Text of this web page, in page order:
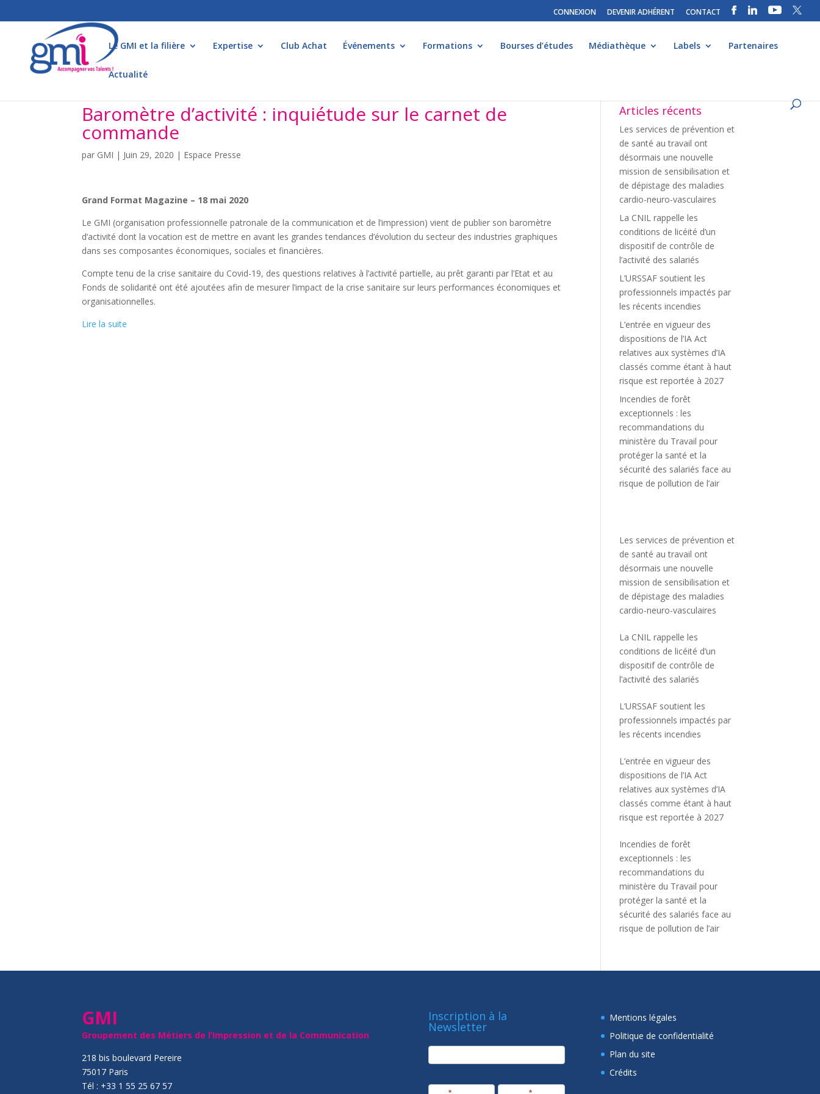
CONNEXION DEVENIR ADHÉRENT CONTACT
Le GMI et la filière Expertise Club Achat Événements Formations Bourses d’études Médiathèque Labels Partenaires
Actualité
Baromètre d’activité : inquiétude sur le carnet de
commande
par GMI | Juin 29, 2020 | Espace Presse
Grand Format Magazine – 18 mai 2020
Le GMI (organisation professionnelle patronale de la communication et de l’impression) vient de publier son baromètre
d’activité dont la vocation est de mettre en avant les grandes tendances d’évolution du secteur des industries graphiques
dans ses composantes économiques, sociales et financières.
Compte tenu de la crise sanitaire du Covid-19, des questions relatives à l’activité partielle, au prêt garanti par l’Etat et au
Fonds de solidarité ont été ajoutées afin de mesurer l’impact de la crise sanitaire sur leurs performances économiques et
organisationnelles.
Lire la suite
Articles récents
Les services de prévention et
de santé au travail ont
désormais une nouvelle
mission de sensibilisation et
de dépistage des maladies
cardio-neuro-vasculaires
La CNIL rappelle les
conditions de licéité d’un
dispositif de contrôle de
l’activité des salariés
L’URSSAF soutient les
professionnels impactés par
les récents incendies
L’entrée en vigueur des
dispositions de l’IA Act
relatives aux systèmes d’IA
classés comme étant à haut
risque est reportée à 2027
Incendies de forêt
exceptionnels : les
recommandations du
ministère du Travail pour
protéger la santé et la
sécurité des salariés face au
risque de pollution de l’air
Les services de prévention et
de santé au travail ont
désormais une nouvelle
mission de sensibilisation et
de dépistage des maladies
cardio-neuro-vasculaires
La CNIL rappelle les
conditions de licéité d’un
dispositif de contrôle de
l’activité des salariés
L’URSSAF soutient les
professionnels impactés par
les récents incendies
L’entrée en vigueur des
dispositions de l’IA Act
relatives aux systèmes d’IA
classés comme étant à haut
risque est reportée à 2027
Incendies de forêt
exceptionnels : les
recommandations du
ministère du Travail pour
protéger la santé et la
sécurité des salariés face au
risque de pollution de l’air
GMI
Groupement des Métiers de l’Impression et de la Communication
218 bis boulevard Pereire
75017 Paris
Tél : +33 1 55 25 67 57
Inscription à la
Newsletter
newsletter
Mentions légales
Politique de confidentialité
Plan du site
Crédits